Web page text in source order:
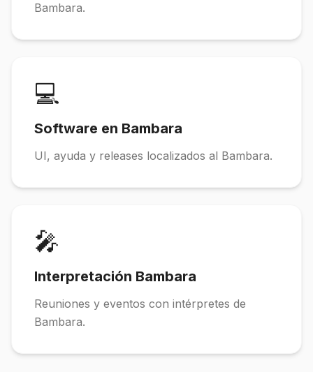
Bambara.
💻
Software en Bambara
UI, ayuda y releases localizados al Bambara.
🎤
Interpretación Bambara
Reuniones y eventos con intérpretes de
Bambara.